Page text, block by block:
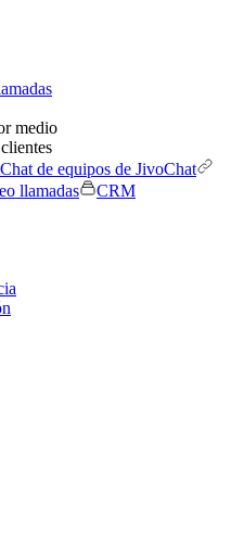
medio
Chat de equipos de JivoChat
llamadas
CRM